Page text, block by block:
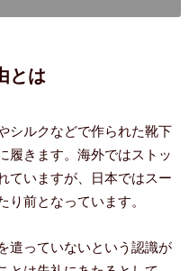
とは
シルクなどで作られた靴下
履きます。海外ではストッ
ていますが、日本ではスー
前となっています。
遣っていないという認識が